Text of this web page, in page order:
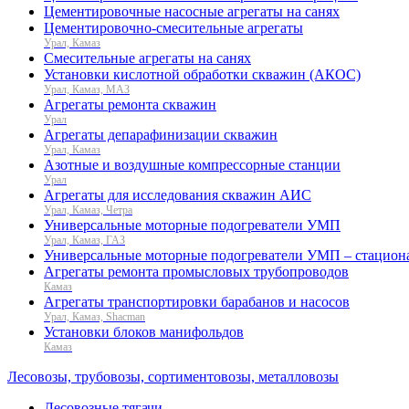
Цементировочные насосные агрегаты на санях
Цементировочно-смесительные агрегаты
Урал, Камаз
Смесительные агрегаты на санях
Установки кислотной обработки скважин (АКОС)
Урал, Камаз, МАЗ
Агрегаты ремонта скважин
Урал
Агрегаты депарафинизации скважин
Урал, Камаз
Азотные и воздушные компрессорные станции
Урал
Агрегаты для исследования скважин АИС
Урал, Камаз, Четра
Универсальные моторные подогреватели УМП
Урал, Камаз, ГАЗ
Универсальные моторные подогреватели УМП –
Агрегаты ремонта промысловых трубопроводов
Камаз
Агрегаты транспортировки барабанов и насосов
Урал, Камаз, Shacman
Установки блоков манифольдов
Камаз
Лесовозы, трубовозы, сортиментовозы, металловозы